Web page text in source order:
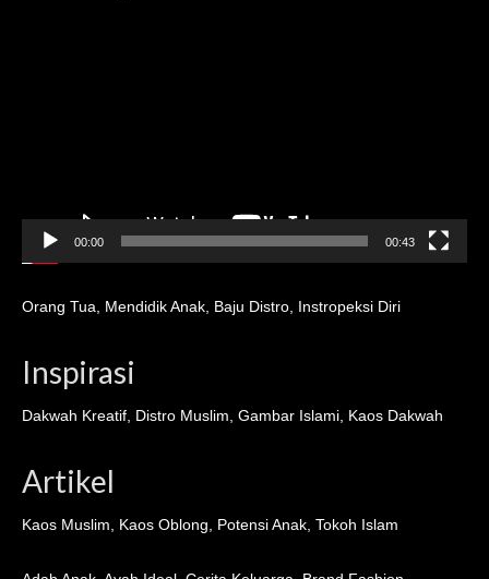
00:00 00:43
Orang Tua, Mendidik Anak, Baju Distro, Instropeksi Diri
Inspirasi
Dakwah Kreatif, Distro Muslim, Gambar Islami, Kaos Dakwah
Artikel
Kaos Muslim, Kaos Oblong, Potensi Anak, Tokoh Islam